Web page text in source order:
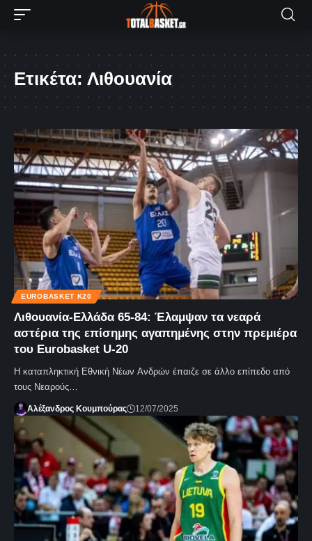
Ετικέτα: Λιθουανία
EUROBASKET K20
Λιθουανία-Ελλάδα 65-84: Έλαμψαν τα νεαρά
αστέρια της επίσημης αγαπημένης στην πρεμιέρα
του Eurobasket U-20
Η καταπληκτική Εθνική Νέων Ανδρών έπαιζε σε άλλο επίπεδο από
τους Νεαρούς…
Αλέξανδρος Κουμπούρας 12/07/2025